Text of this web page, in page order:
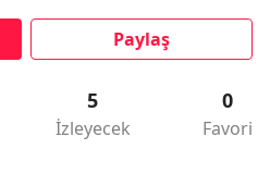
Paylaş
5
İzleyecek
0
Favori